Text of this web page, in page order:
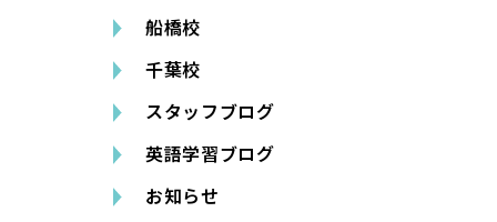
船橋校
千葉校
スタッフブログ
英語学習ブログ
お知らせ